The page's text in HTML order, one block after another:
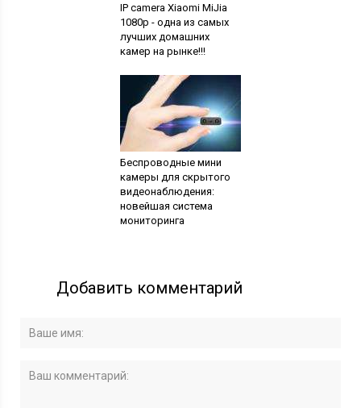
IP camera Xiaomi MiJia
1080p - одна из самых
лучших домашних
камер на рынке!!!
Беспроводные мини
камеры для скрытого
видеонаблюдения:
новейшая система
мониторинга
Добавить комментарий